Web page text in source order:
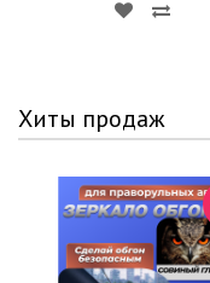
Хиты продаж